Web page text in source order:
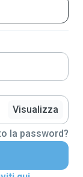
Visualizza
la password?